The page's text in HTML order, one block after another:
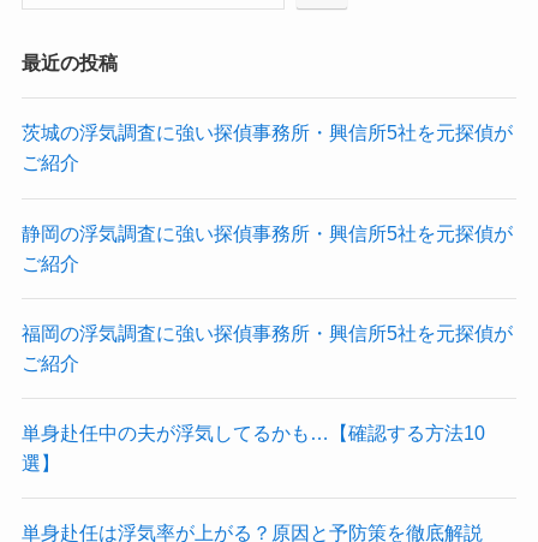
最近の投稿
茨城の浮気調査に強い探偵事務所・興信所5社を元探偵が
ご紹介
静岡の浮気調査に強い探偵事務所・興信所5社を元探偵が
ご紹介
福岡の浮気調査に強い探偵事務所・興信所5社を元探偵が
ご紹介
単身赴任中の夫が浮気してるかも…【確認する方法10
選】
単身赴任は浮気率が上がる？原因と予防策を徹底解説